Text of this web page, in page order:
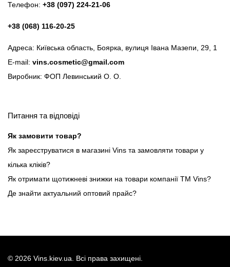
Телефон: +38 (097) 224-21-06
+38 (068) 116-20-25
Адреса: Київська область, Боярка, вулиця Івана Мазепи, 29, 1
E-mail: vins.cosmetic@gmail.com
Виробник: ФОП Левинський О. О.
Питання та відповіді
Як замовити товар?
Як зареєструватися в магазині Vins та замовляти товари у
кілька кліків?
Як отримати щотижневі знижки на товари компанії ТМ Vins?
Де знайти актуальний оптовий прайс?
© 2026 Vins.kiev.ua. Всі права захищені.